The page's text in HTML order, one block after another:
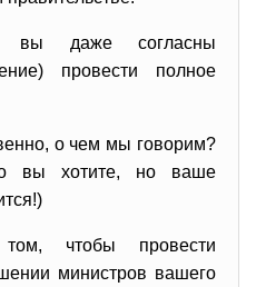
даже согласны
провести полное
о чем мы говорим?
вы хотите, но ваше
чтобы провести
министров вашего